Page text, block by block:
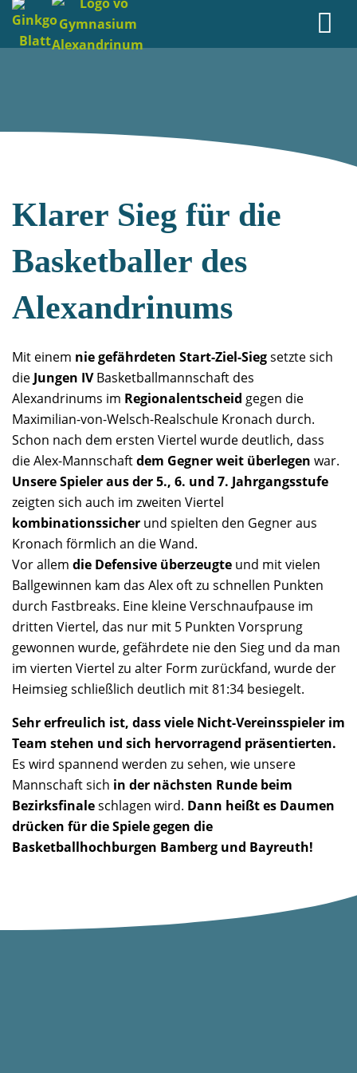
Klarer Sieg für die
Basketballer des
Alexandrinums
Mit einem nie gefährdeten Start-Ziel-Siegsetzte sich
die Jungen IVBasketballmannschaft des
Alexandrinums im Regionalentscheid gegen die
Maximilian-von-Welsch-Realschule Kronach durch.
Schon nach dem ersten Viertel wurde deutlich, dass
die Alex-Mannschaftdem Gegner weit überlegen war.
Unsere Spieler aus der 5., 6. und 7. Jahrgangsstufe
zeigten sich auch im zweiten Viertel
kombinationssicher und spielten den Gegner aus
Kronach förmlich an die Wand.
Vor allem die Defensive überzeugte und mit vielen
Ballgewinnen kam das Alex oft zu schnellen Punkten
durch Fastbreaks. Eine kleine Verschnaufpause im
dritten Viertel, das nur mit 5 Punkten Vorsprung
gewonnen wurde, gefährdete nie den Sieg und da man
im vierten Viertel zu alter Form zurückfand, wurde der
Heimsieg schließlich deutlich mit 81:34 besiegelt.
Sehr erfreulich ist, dass viele Nicht-Vereinsspieler im
Team stehen und sich hervorragend präsentierten.
Es wird spannend werden zu sehen, wie unsere
Mannschaft sich in der nächsten Runde beim
Bezirksfinaleschlagen wird. Dann heißt es Daumen
drücken für die Spiele gegen die
Basketballhochburgen Bamberg und Bayreuth!